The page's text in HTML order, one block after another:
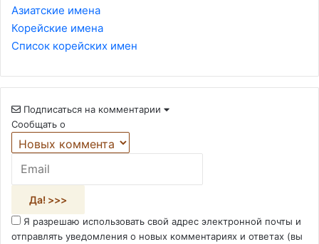
Азиатские имена
Корейские имена
Список корейских имен
Подписаться на комментарии
Сообщать о
Я разрешаю использовать свой адрес электронной почты и
отправлять уведомления о новых комментариях и ответах (вы